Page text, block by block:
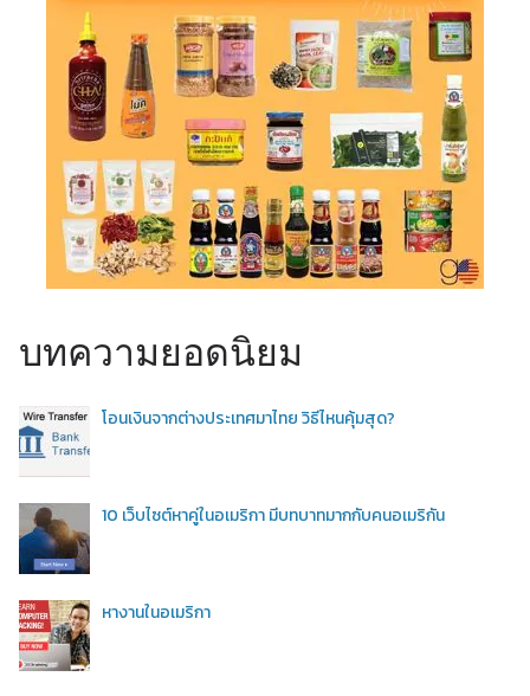
บทความยอดนิยม
โอนเงินจากต่างประเทศมาไทย วิธีไหนคุ้มสุด?
10 เว็บไซต์หาคู่ในอเมริกา มีบทบาทมากกับคนอเมริกัน
หางานในอเมริกา